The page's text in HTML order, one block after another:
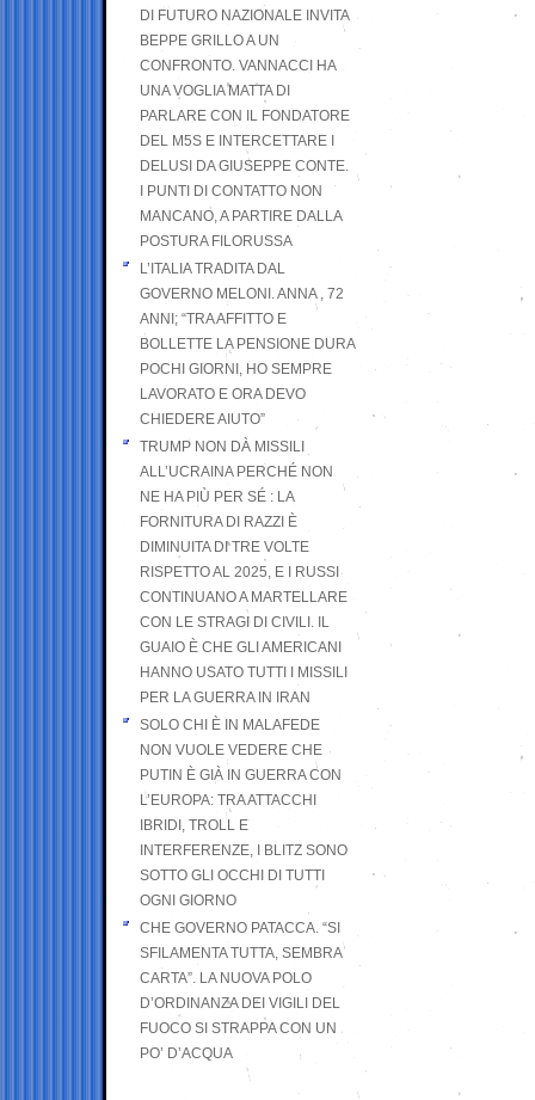
DI FUTURO NAZIONALE INVITA
BEPPE GRILLO A UN
CONFRONTO. VANNACCI HA
UNA VOGLIA MATTA DI
PARLARE CON IL FONDATORE
DEL M5S E INTERCETTARE I
DELUSI DA GIUSEPPE CONTE.
I PUNTI DI CONTATTO NON
MANCANO, A PARTIRE DALLA
POSTURA FILORUSSA
L’ITALIA TRADITA DAL
GOVERNO MELONI. ANNA , 72
ANNI; “TRA AFFITTO E
BOLLETTE LA PENSIONE DURA
POCHI GIORNI, HO SEMPRE
LAVORATO E ORA DEVO
CHIEDERE AIUTO”
TRUMP NON DÀ MISSILI
ALL’UCRAINA PERCHÉ NON
NE HA PIÙ PER SÉ : LA
FORNITURA DI RAZZI È
DIMINUITA DI TRE VOLTE
RISPETTO AL 2025, E I RUSSI
CONTINUANO A MARTELLARE
CON LE STRAGI DI CIVILI. IL
GUAIO È CHE GLI AMERICANI
HANNO USATO TUTTI I MISSILI
PER LA GUERRA IN IRAN
SOLO CHI È IN MALAFEDE
NON VUOLE VEDERE CHE
PUTIN È GIÀ IN GUERRA CON
L’EUROPA: TRA ATTACCHI
IBRIDI, TROLL E
INTERFERENZE, I BLITZ SONO
SOTTO GLI OCCHI DI TUTTI
OGNI GIORNO
CHE GOVERNO PATACCA. “SI
SFILAMENTA TUTTA, SEMBRA
CARTA”. LA NUOVA POLO
D’ORDINANZA DEI VIGILI DEL
FUOCO SI STRAPPA CON UN
PO’ D’ACQUA